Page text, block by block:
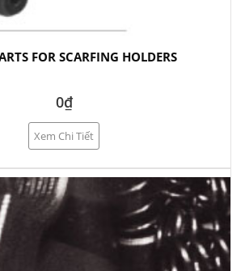
FOR SCARFING HOLDERS
0₫
Xem Chi Tiết